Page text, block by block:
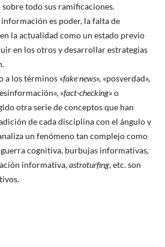
todo sus ramificaciones.
es poder, la falta de
la actualidad como un estado previo
en los otros y desarrollar estrategias
a los términos «fake news», «posverdad»,
«fact-checking» o
otra serie de conceptos que han
de cada disciplina con el ángulo y
un fenómeno tan complejo como
cognitiva, burbujas informativas,
informativa,astroturfing, etc. son